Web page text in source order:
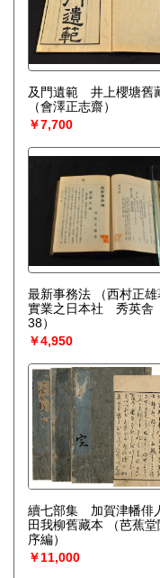
及門遺範 井上櫻塘舊
（會澤正志齋）
￥7,700
最新事務法
（西村正
實業之日本社 秀英
38）
￥4,950
續七部集 加賀津幡俳
田我柳舊藏本
（芭蕉
序編）
￥11,000